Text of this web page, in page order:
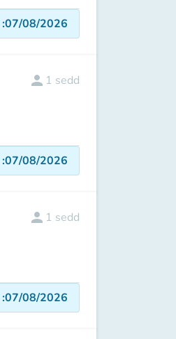
:07/08/2026
person 1 sedd
:07/08/2026
person 1 sedd
:07/08/2026